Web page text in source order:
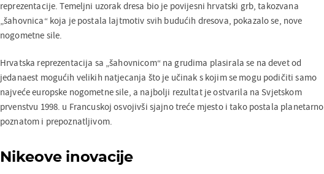
reprezentacije. Temeljni uzorak dresa bio je povijesni hrvatski grb, takozvana
„šahovnica“ koja je postala lajtmotiv svih budućih dresova, pokazalo se, nove
nogometne sile.
Hrvatska reprezentacija sa „šahovnicom“ na grudima plasirala se na devet od
jedanaest mogućih velikih natjecanja što je učinak s kojim se mogu podičiti samo
najveće europske nogometne sile, a najbolji rezultat je ostvarila na Svjetskom
prvenstvu 1998. u Francuskoj osvojivši sjajno treće mjesto i tako postala planetarno
poznatom i prepoznatljivom.
Nikeove inovacije